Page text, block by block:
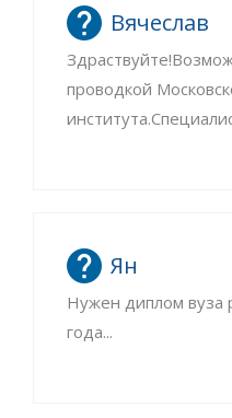
Вячеслав
проводкой
Ян
Нужен диплом вуза
года...